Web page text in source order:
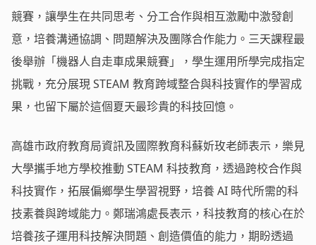
競賽，讓學生在共同思考、分工合作與相互激勵中激發創
意，培養溝通協調、問題解決及團隊合作能力。三天課程最
後舉辦「機器人自走車成果競賽」，學生運用所學完成指定
挑戰，充分展現 STEAM 教育跨域整合與科技實作的學習成
果，也留下屬於這個夏天最珍貴的科技回憶。
高雄市政府教育局資訊及國際教育科蘇妡玫老師表示，樂見
大學攜手地方學校推動 STEAM 科技教育，透過跨校合作與
科技實作，拓展偏鄉學生學習視野，培養 AI 時代所需的科
技素養與跨域能力。鄭瑞鴻處長表示，科技教育的核心在於
培養孩子運用科技解決問題、創造價值的能力，期盼透過